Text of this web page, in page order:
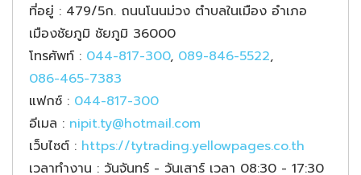
ที่อยู่ : 479/5ก. ถนนโนนม่วง ตำบลในเมือง อำเภอ
เมืองชัยภูมิ ชัยภูมิ 36000
โทรศัพท์ : 044-817-300, 089-846-5522,
086-465-7383
แฟกซ์ : 044-817-300
อีเมล : nipit.ty@hotmail.com
เว็บไซต์ : https://tytrading.yellowpages.co.th
เวลาทำงาน : วันจันทร์ - วันเสาร์ เวลา 08:30 - 17:30